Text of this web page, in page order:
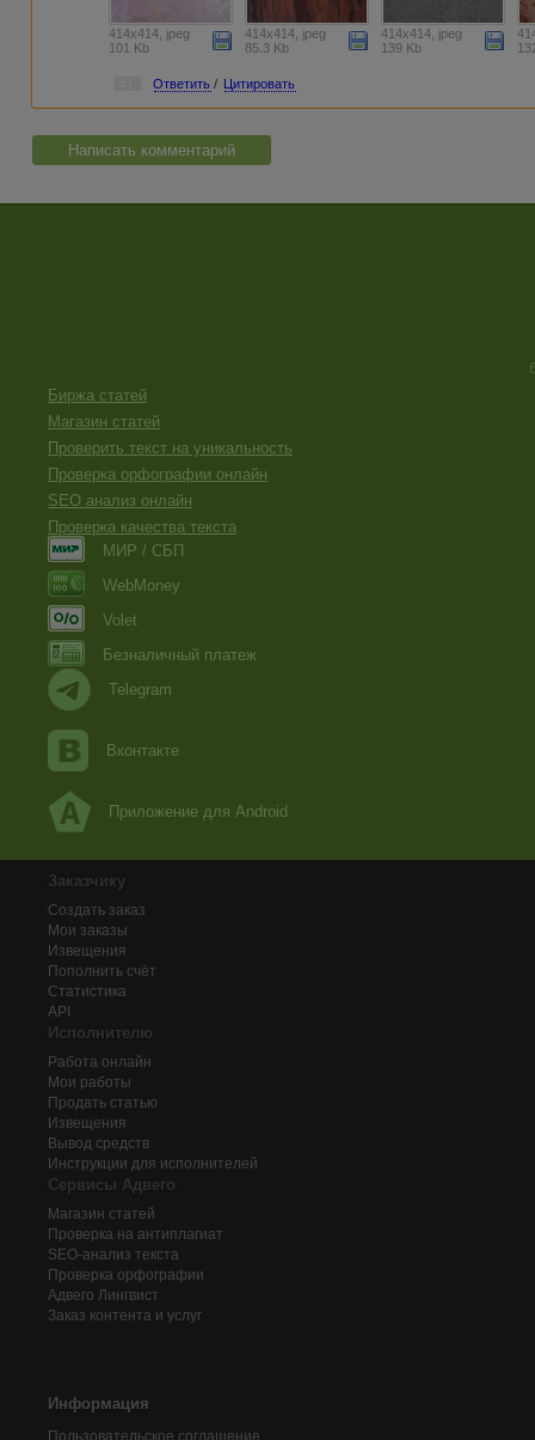
414x414, jpeg
101 Kb
414x414, jpeg
85.3 Kb
414x414, jpeg
139 Kb
Ответить / Цитировать
Написать комментарий
Биржа статей
Магазин статей
Проверить текст на уникальность
Проверка орфографии онлайн
SEO анализ онлайн
Проверка качества текста
МИР / СБП
WebMoney
Volet
Безналичный платеж
Telegram
Вконтакте
Приложение для Android
Заказчику
Создать заказ
Мои заказы
Извещения
Пополнить счёт
Статистика
API
Исполнителю
Работа онлайн
Мои работы
Продать статью
Извещения
Вывод средств
Инструкции для исполнителей
Сервисы Адвего
Магазин статей
Проверка на антиплагиат
SEO-анализ текста
Проверка орфографии
Адвего Лингвист
Заказ контента и услуг
Информация
Пользовательское соглашение